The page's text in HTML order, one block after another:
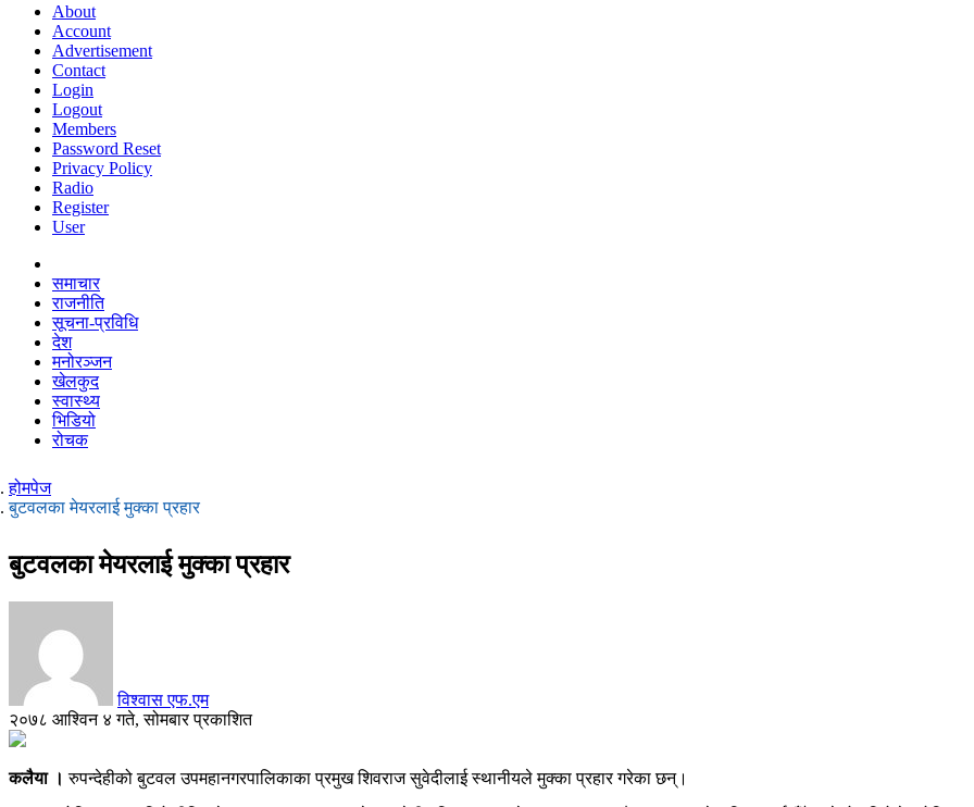
About
Account
Advertisement
Contact
Login
Logout
Members
Password Reset
Privacy Policy
Radio
Register
User
समाचार
राजनीति
सूचना-प्रविधि
देश
मनोरञ्जन
खेलकुद
स्वास्थ्य
भिडियो
रोचक
होमपेज
बुटवलका मेयरलाई मुक्का प्रहार
बुटवलका मेयरलाई मुक्का प्रहार
विश्वास एफ.एम
२०७८ आश्विन ४ गते, सोमबार प्रकाशित
कलैया ।रुपन्देहीको बुटवल उपमहानगरपालिकाका प्रमुख शिवराज सुवेदीलाई स्थानीयले मुक्का प्रहार गरेका छन्।